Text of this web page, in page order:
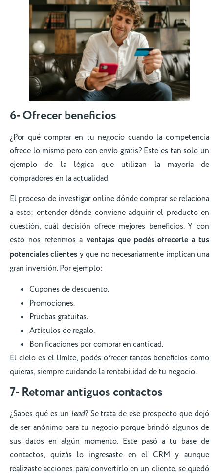
6- Ofrecer beneficios
¿Por qué comprar en tu negocio cuando la competencia
ofrece lo mismo pero con envío gratis? Este es tan solo un
ejemplo de la lógica que utilizan la mayoría de
compradores en la actualidad.
El proceso de investigar online dónde comprar se relaciona
a esto: entender dónde conviene adquirir el producto en
cuestión, cuál decisión ofrece mejores beneficios. Y con
esto nos referimos aventajas que podés ofrecerle a tus
potenciales clientes y que no necesariamente implican una
gran inversión. Por ejemplo:
Cupones de descuento.
Promociones.
Pruebas gratuitas.
Artículos de regalo.
Bonificaciones por comprar en cantidad.
El cielo es el límite, podés ofrecer tantos beneficios como
quieras, siempre cuidando la rentabilidad de tu negocio.
7- Retomar antiguos contactos
¿Sabes qué es un lead? Se trata de ese prospecto que dejó
de ser anónimo para tu negocio porque brindó algunos de
sus datos en algún momento. Este pasó a tu base de
contactos, quizás lo ingresaste en el CRM y aunque
realizaste acciones para convertirlo en un cliente, se quedó